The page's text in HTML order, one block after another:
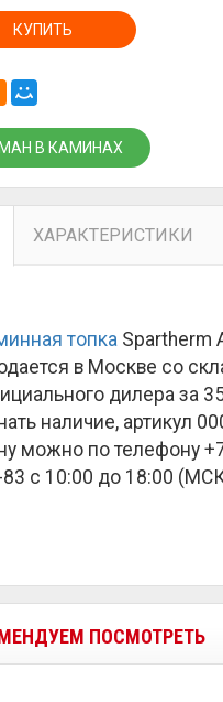
КУПИТЬ
В КАМИНАХ
ХАРАКТЕРИСТИКИ
топка Spartherm
в Москве со
дилера за
наличие, артикул
можно по телефону
83 с 10:00 до 18:00
ПОСМОТРЕТЬ